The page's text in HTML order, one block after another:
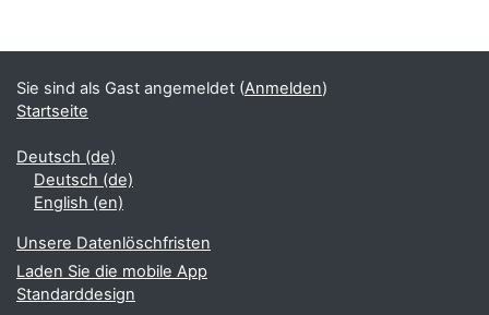
Sie sind als Gast angemeldet (Anmelden)
Startseite
Deutsch ‎(de)‎
Deutsch ‎(de)‎
English ‎(en)‎
Unsere Datenlöschfristen
Laden Sie die mobile App
Standarddesign